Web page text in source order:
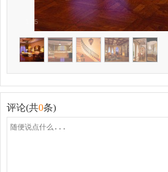
5
评论(共0条)